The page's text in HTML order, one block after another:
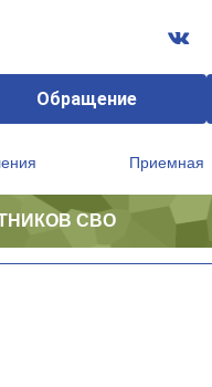
Обращение
Приемная
СВО